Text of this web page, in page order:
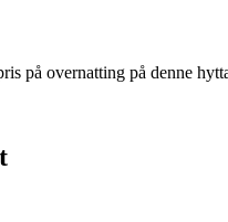
på overnatting på denne